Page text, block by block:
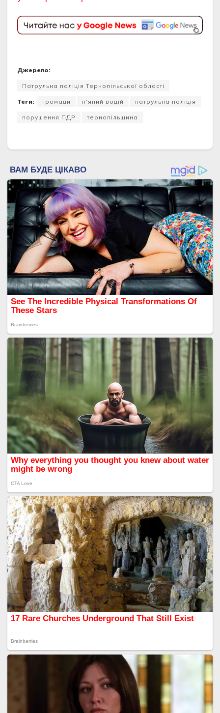
Джерело:
Патрульна поліція Тернопільської області
Теги: громади п'яний водій патрульна поліція
порушення ПДР тернопільщина